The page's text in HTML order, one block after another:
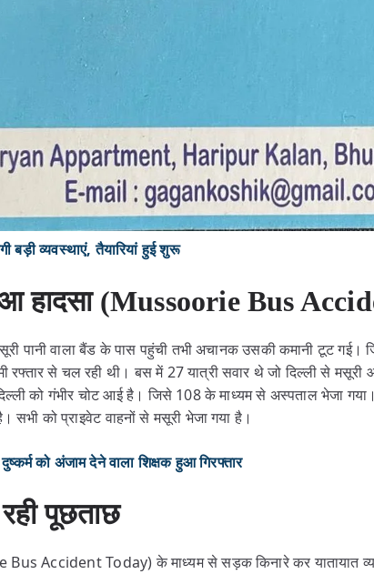
व्यवस्थाएं, तैयारियां हुई शुरू
हादसा (Mussoorie Bus
पानी वाला बैंड के पास पहुंची तभी अचानक उसकी कमानी टूट गई।
रफ्तार से चल रही थी। बस में 27 यात्री सवार थे जो दिल्ली से
को गंभीर चोट आई है। जिसे 108 के माध्यम से अस्पताल भेजा
सभी को प्राइवेट वाहनों से मसूरी भेजा गया है।
को अंजाम देने वाला शिक्षक हुआ गिरफ्तार
पूछताछ
Accident Today) के माध्यम से सड़क किनारे कर यातायात